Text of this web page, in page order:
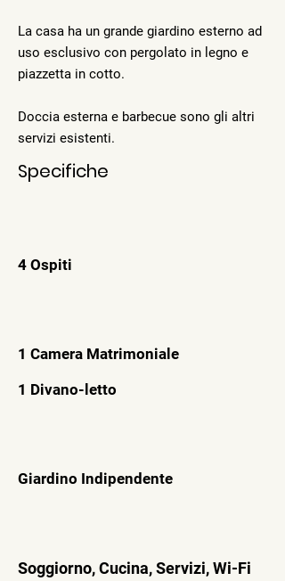
La casa ha un grande giardino esterno ad
uso esclusivo con pergolato in legno e
piazzetta in cotto.
Doccia esterna e barbecue sono gli altri
servizi esistenti.
Specifiche
4 Ospiti
1 Camera Matrimoniale
1 Divano-letto
Giardino Indipendente
Soggiorno, Cucina, Servizi, Wi-Fi